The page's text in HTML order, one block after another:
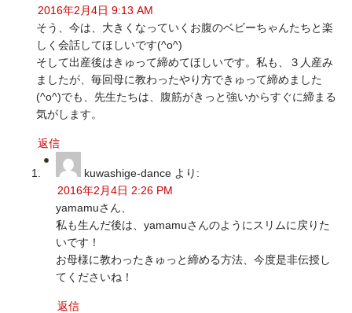
2016年2月4日 9:13 AM
そう、今は、大きくなっていくお腹のベビーちゃんたちと楽
しく会話してほしいです(^o^)
そして出産後はきゅって締めてほしいです。私も、３人産み
ましたが、毎回母に教わったやり方できゅって締めました
(^o^)でも、先生たちは、腹筋がきっと強いからすぐに締まる
気がします。
返信
kuwashige-dance より:
2016年2月4日 2:26 PM
yamamuさん、
私も生んだ後は、yamamuさんのようにスリムに戻りた
いです！
お母様に教わったきゅっと締める方法、今度是非伝授し
てくださいね！
返信